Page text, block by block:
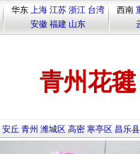
华东 上海 江苏 浙江 台湾
安徽 福建 山东
西南
青州花毽
安丘 青州 潍城区 高密 寒亭区 昌乐县